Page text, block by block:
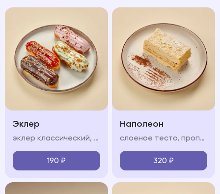
Эклер
эклер классический, соленая карамель, фисташковый, клубничный (на выбор)
190 ₽
Наполеон
слоеное тесто, пропитанное нежным крем-чиз
320 ₽